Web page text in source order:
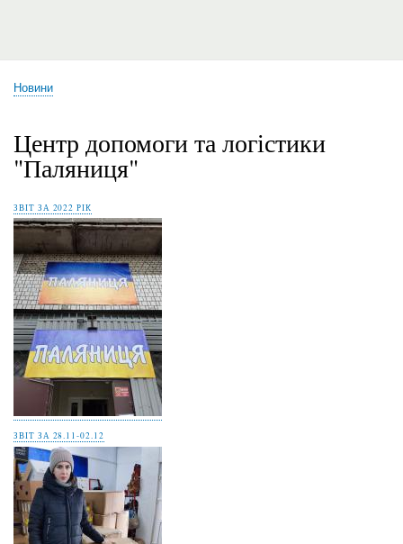
Рядок
Новини
Центр допомоги та логістики
"Паляниця"
ЗВІТ ЗА 2022 РІК
ЗВІТ ЗА 28.11-02.12